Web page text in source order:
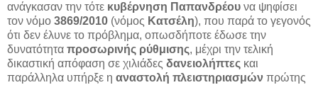
ανάγκασαν την τότε κυβέρνηση Παπανδρέου να ψηφίσει
τον νόμο 3869/2010 (νόμος Κατσέλη), που παρά το γεγονός
ότι δεν έλυνε το πρόβλημα, οπωσδήποτε έδωσε την
δυνατότητα προσωρινής ρύθμισης, μέχρι την τελική
δικαστική απόφαση σε χιλιάδες δανειολήπτες και
παράλληλα υπήρξε η αναστολή πλειστηριασμών πρώτης